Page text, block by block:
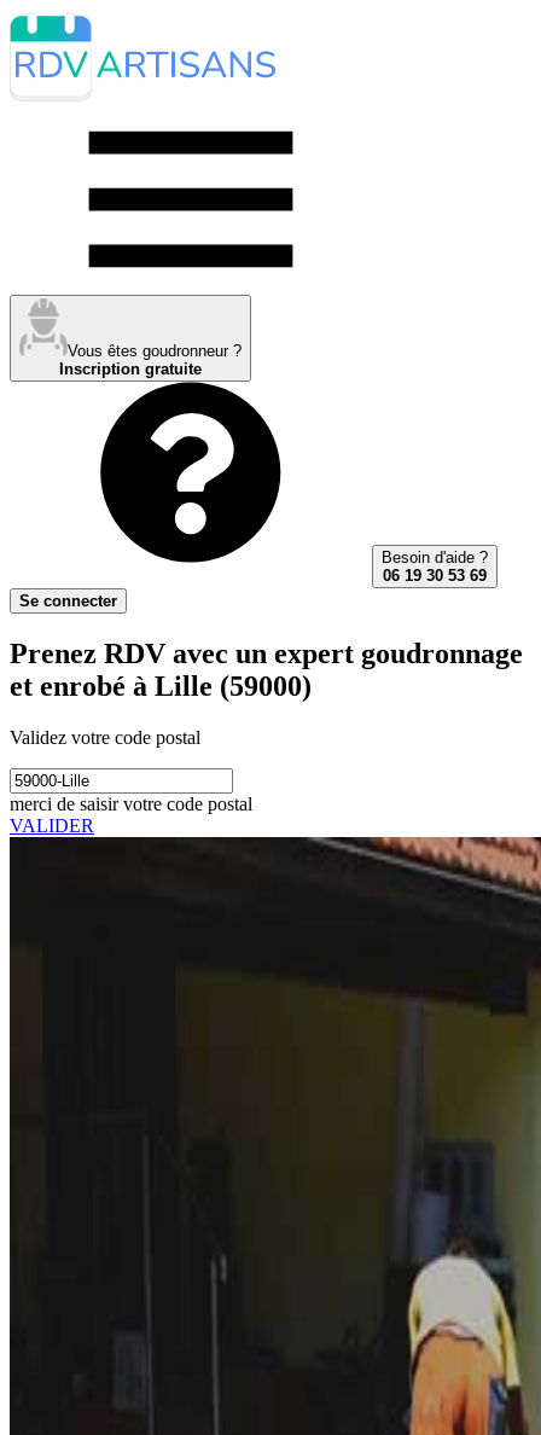
Vous êtes goudronneur ?
Inscription gratuite
Besoin d'aide ?
06 19 30 53 69
Se connecter
Prenez RDV avec un expert goudronnage
et enrobé à Lille (59000)
Validez votre code postal
merci de saisir votre code postal
VALIDER